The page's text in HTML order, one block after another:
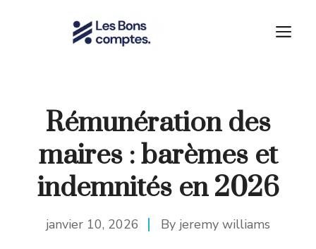
Rémunération des
maires : barèmes et
indemnités en 2026
janvier 10, 2026 By jeremy williams